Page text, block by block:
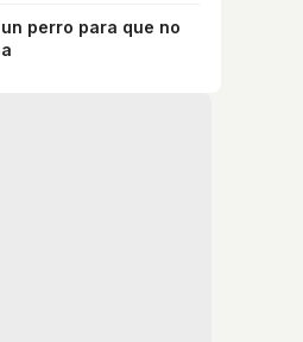
perro para que no